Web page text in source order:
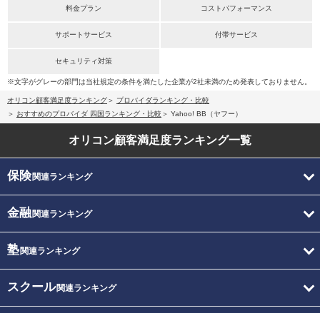
料金プラン コストパフォーマンス
サポートサービス 付帯サービス
セキュリティ対策
※文字がグレーの部門は当社規定の条件を満たした企業が2社未満のため発表しておりません。
オリコン顧客満足度ランキング
プロバイダランキング・比較
おすすめのプロバイダ 四国ランキング・比較
Yahoo! BB（ヤフー）
オリコン顧客満足度ランキング一覧
保険関連ランキング
金融関連ランキング
塾関連ランキング
スクール関連ランキング